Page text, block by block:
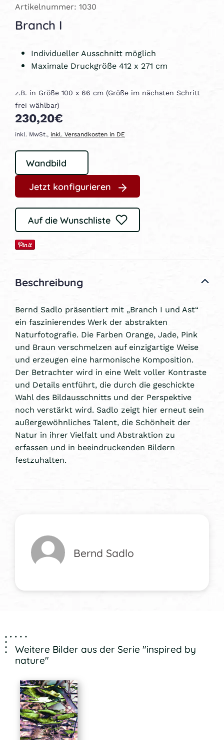
Artikelnummer: 1030
Branch I
Individueller Ausschnitt möglich
Maximale Druckgröße 412 x 271 cm
z.B. in Größe 100 x 66 cm (Größe im nächsten Schritt
frei wählbar)
230,20€
inkl. MwSt., inkl. Versandkosten in DE
Jetzt konfigurieren
Auf die Wunschliste
Beschreibung
Bernd Sadlo präsentiert mit „Branch I und Ast“
ein faszinierendes Werk der abstrakten
Naturfotografie. Die Farben Orange, Jade, Pink
und Braun verschmelzen auf einzigartige Weise
und erzeugen eine harmonische Komposition.
Der Betrachter wird in eine Welt voller Kontraste
und Details entführt, die durch die geschickte
Wahl des Bildausschnitts und der Perspektive
noch verstärkt wird. Sadlo zeigt hier erneut sein
außergewöhnliches Talent, die Schönheit der
Natur in ihrer Vielfalt und Abstraktion zu
erfassen und in beeindruckenden Bildern
festzuhalten.
Bernd Sadlo
Weitere Bilder aus der Serie "inspired by
nature"